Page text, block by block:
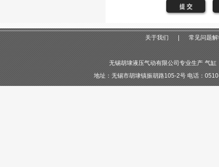
关于我们 常见问题解
无锡胡埭液压气动有限公司专业生产 气缸
地址：无锡市胡埭镇振胡路105-2号 电话：